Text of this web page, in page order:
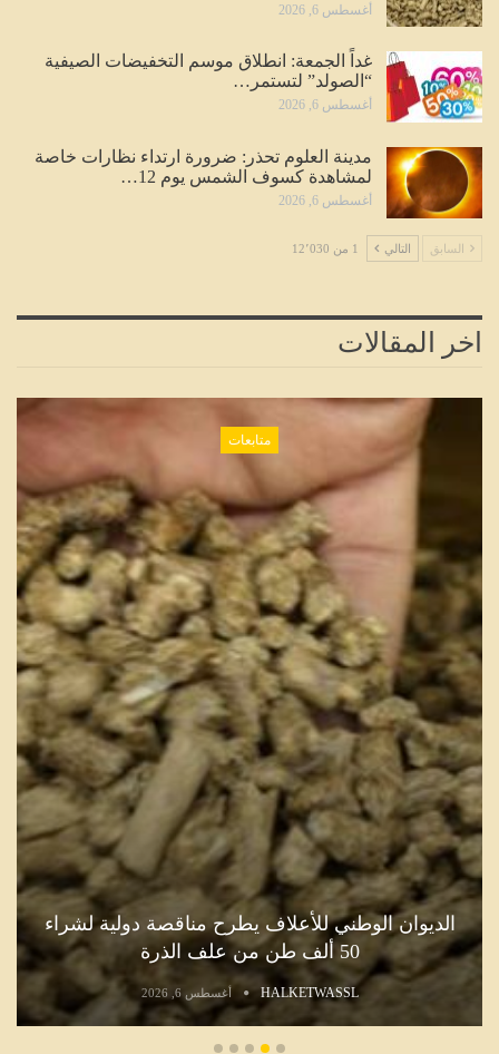
أغسطس 6, 2026
غداً الجمعة: انطلاق موسم التخفيضات الصيفية
“الصولد” لتستمر…
أغسطس 6, 2026
مدينة العلوم تحذر: ضرورة ارتداء نظارات خاصة
لمشاهدة كسوف الشمس يوم 12…
أغسطس 6, 2026
السابق التالي 1 من 12٬030
اخر المقالات
متابعات
الديوان الوطني للأعلاف يطرح مناقصة دولية لشراء
50 ألف طن من علف الذرة
HALKETWASSL أغسطس 6, 2026